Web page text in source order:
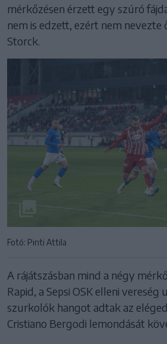
mérkőzésen érzett egy szúró
nem is edzett, ezért nem nevezte
Storck.
Fotó: Pinti Attila
A rájátszásban mind a négy
Rapid, a Sepsi OSK elleni vereség
szurkolók hangot adtak az
Cristiano Bergodi lemondását